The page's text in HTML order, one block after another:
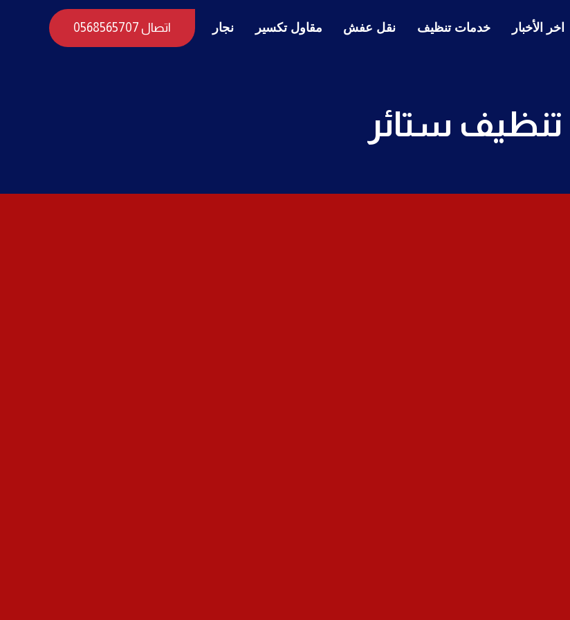
اخر الأخبار خدمات تنظيف نقل عفش مقاول تكسير نجار اتصال 0568565707
تنظيف ستائر